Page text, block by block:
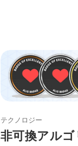
テクノロジー
非可換アル